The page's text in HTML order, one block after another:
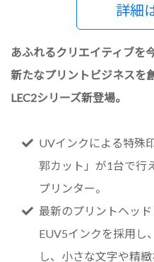
詳細
あふれるクリエイティブを
新たなプリントビジネスを
LEC2シリーズ新登場。
UVインクによる特殊
郭カット」が1台で行
プリンター。
最新のプリントヘッ
EUV5インクを採用し
し、小さな文字や精